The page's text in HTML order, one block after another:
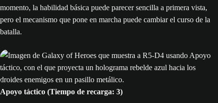
momento, la habilidad básica puede parecer sencilla a primera vista,
pero el mecanismo que pone en marcha puede cambiar el curso de la
batalla.
Apoyo táctico (Tiempo de recarga: 3)